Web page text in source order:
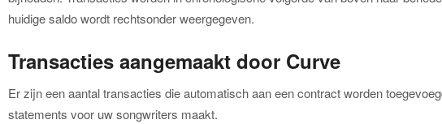
huidige saldo wordt rechtsonder weergegeven.
Transacties aangemaakt door Curve
Er zijn een aantal transacties die automatisch aan een contract worden
statements voor uw songwriters maakt.